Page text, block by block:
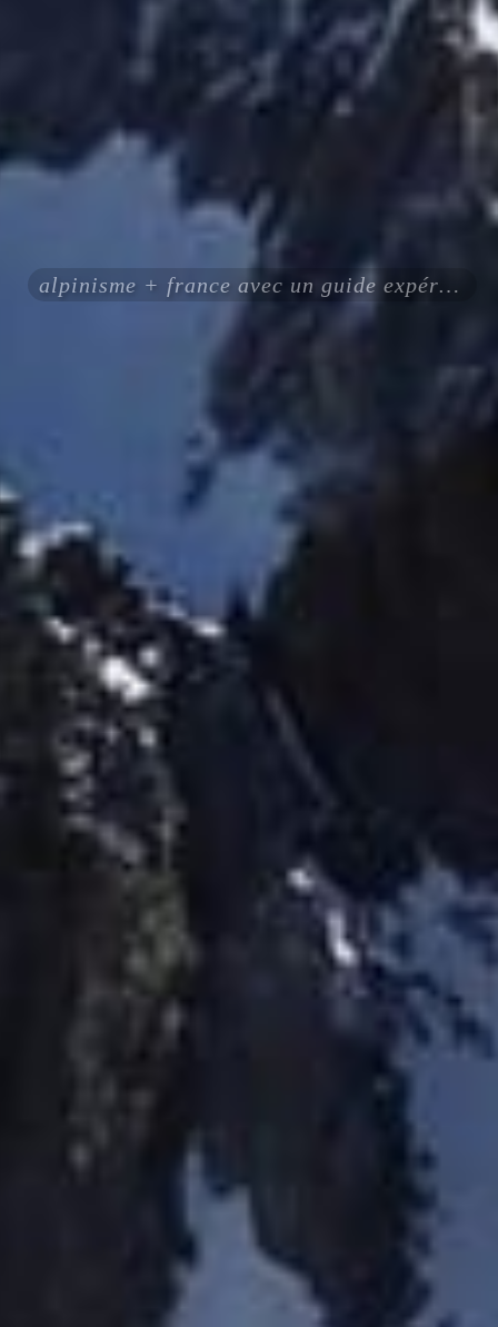
alpinisme + france avec un guide expérimenté certifié ENSA UIAGM